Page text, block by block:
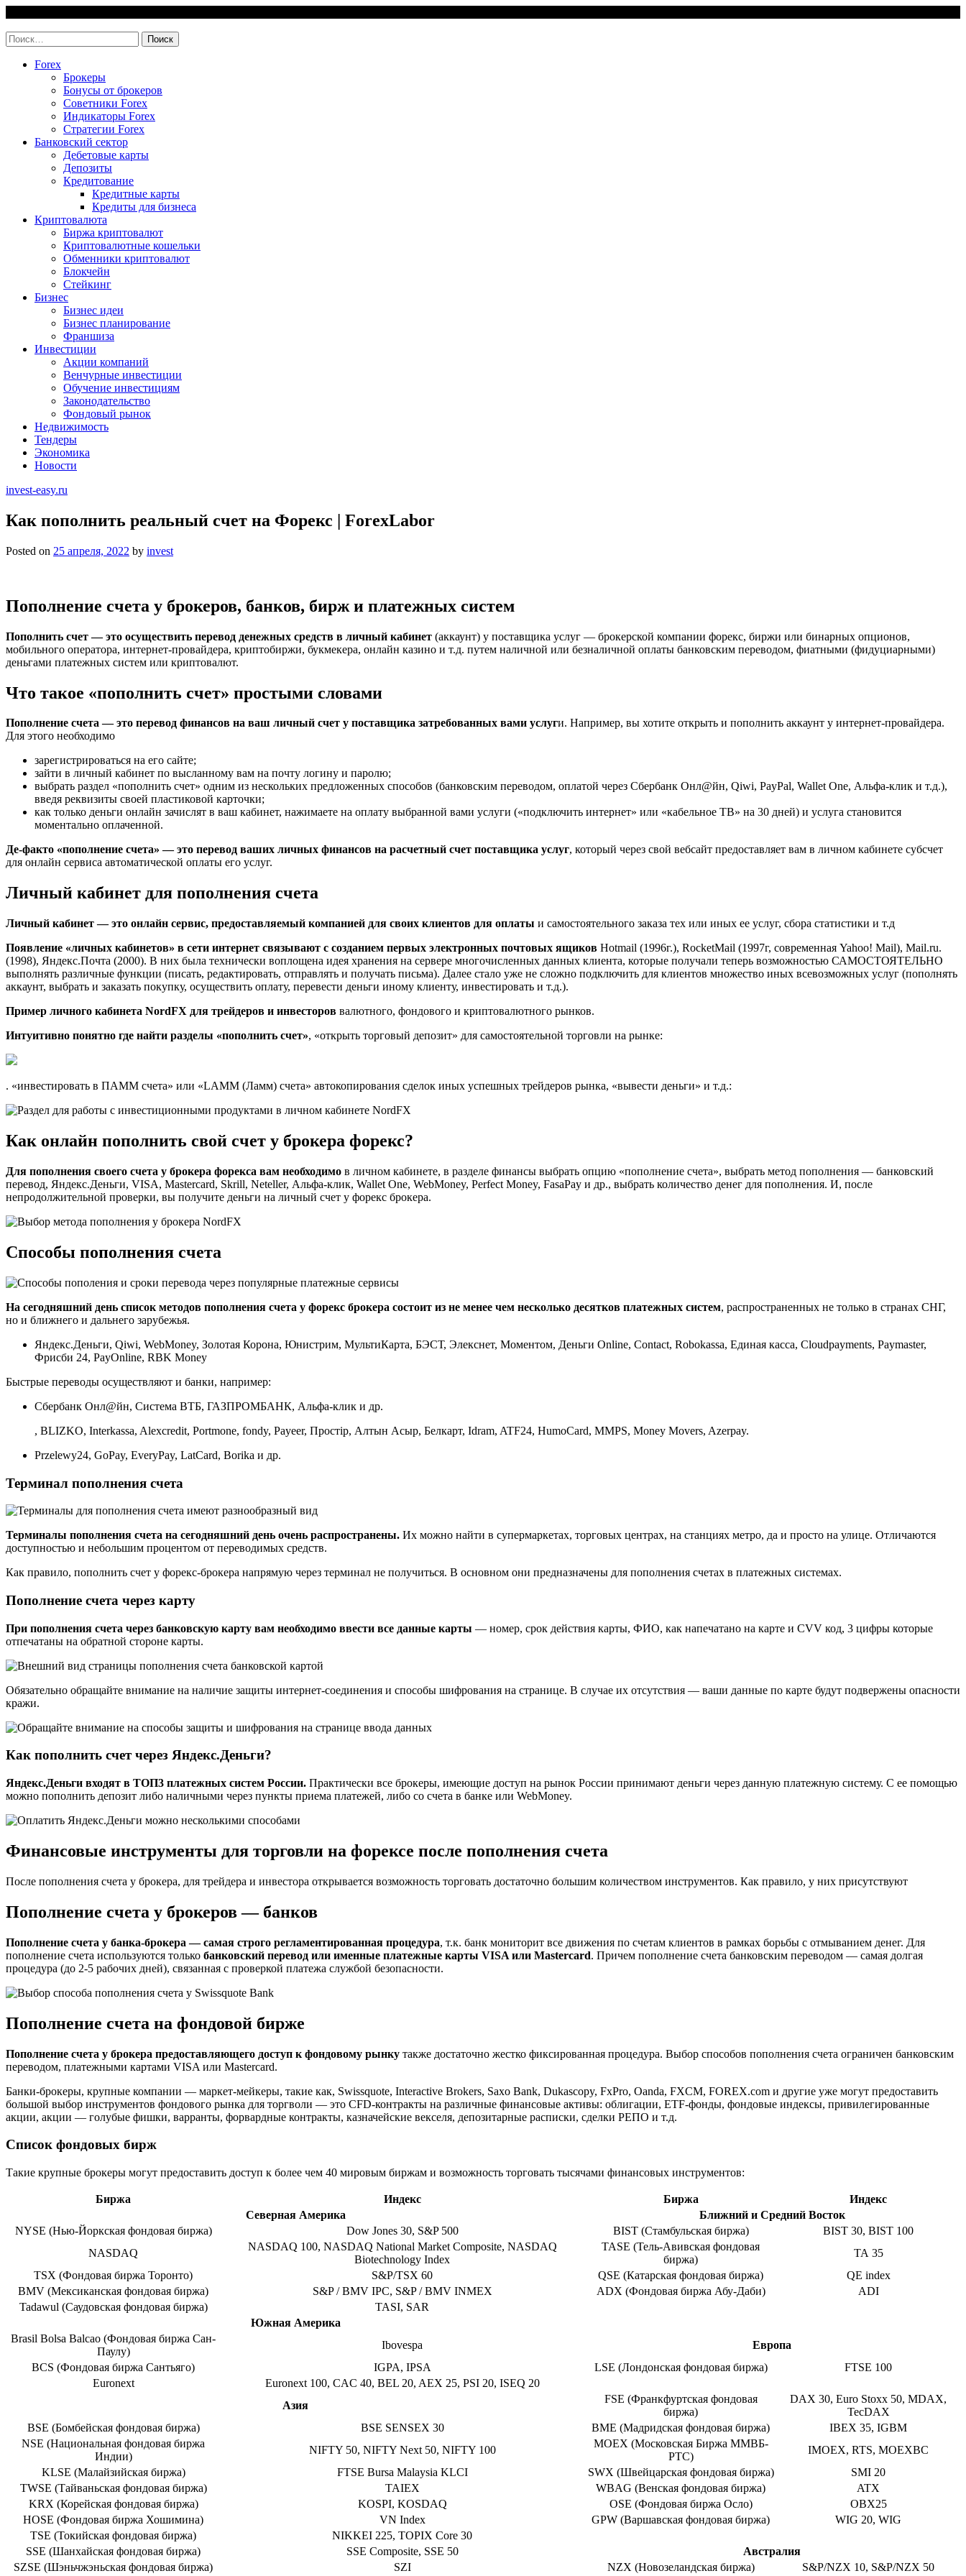
content
Найти:
Forex
Брокеры
Бонусы от брокеров
Советники Forex
Индикаторы Forex
Стратегии Forex
Банковский сектор
Дебетовые карты
Депозиты
Кредитование
Кредитные карты
Кредиты для бизнеса
Криптовалюта
Биржа криптовалют
Криптовалютные кошельки
Обменники криптовалют
Блокчейн
Стейкинг
Бизнес
Бизнес идеи
Бизнес планирование
Франшиза
Инвестиции
Акции компаний
Венчурные инвестиции
Обучение инвестициям
Законодательство
Фондовый рынок
Недвижимость
Тендеры
Экономика
Новости
invest-easy.ru
Как пополнить реальный счет на Форекс | ForexLabor
Posted on 25 апреля, 2022 by invest
Пополнение счета у брокеров, банков, бирж и платежных систем
Пополнить счет — это осуществить перевод денежных средств в личный кабинет (аккаунт) у поставщика услуг — брокерской компании форекс, биржи или бинарных опционов,
мобильного оператора, интернет-провайдера, криптобиржи, букмекера, онлайн казино и т.д. путем наличной или безналичной оплаты банковским переводом, фиатными (фидуциарными)
деньгами платежных систем или криптовалют.
Что такое «пополнить счет» простыми словами
Пополнение счета — это перевод финансов на ваш личный счет у поставщика затребованных вами услуги. Например, вы хотите открыть и пополнить аккаунт у интернет-провайдера.
Для этого необходимо
зарегистрироваться на его сайте;
зайти в личный кабинет по высланному вам на почту логину и паролю;
выбрать раздел «пополнить счет» одним из нескольких предложенных способов (банковским переводом, оплатой через Сбербанк Онл@йн, Qiwi, PayPal, Wallet One, Альфа-клик и т.д.),
введя реквизиты своей пластиковой карточки;
как только деньги онлайн зачислят в ваш кабинет, нажимаете на оплату выбранной вами услуги («подключить интернет» или «кабельное ТВ» на 30 дней) и услуга становится
моментально оплаченной.
Де-факто «пополнение счета» — это перевод ваших личных финансов на расчетный счет поставщика услуг, который через свой вебсайт предоставляет вам в личном кабинете субсчет
для онлайн сервиса автоматической оплаты его услуг.
Личный кабинет для пополнения счета
Личный кабинет — это онлайн сервис, предоставляемый компанией для своих клиентов для оплаты и самостоятельного заказа тех или иных ее услуг, сбора статистики и т.д
Появление «личных кабинетов» в сети интернет связывают с созданием первых электронных почтовых ящиков Hotmail (1996г.), RocketMail (1997г, современная Yahoo! Mail), Mail.ru.
(1998), Яндекс.Почта (2000). В них была технически воплощена идея хранения на сервере многочисленных данных клиента, которые получали теперь возможностью САМОСТОЯТЕЛЬНО
выполнять различные функции (писать, редактировать, отправлять и получать письма). Далее стало уже не сложно подключить для клиентов множество иных всевозможных услуг (пополнять
аккаунт, выбрать и заказать покупку, осуществить оплату, перевести деньги иному клиенту, инвестировать и т.д.).
Пример личного кабинета NordFX для трейдеров и инвесторов валютного, фондового и криптовалютного рынков.
Интуитивно понятно где найти разделы «пополнить счет», «открыть торговый депозит» для самостоятельной торговли на рынке:
. «инвестировать в ПАММ счета» или «LAMM (Ламм) счета» автокопирования сделок иных успешных трейдеров рынка, «вывести деньги» и т.д.:
Как онлайн пополнить свой счет у брокера форекс?
Для пополнения своего счета у брокера форекса вам необходимо в личном кабинете, в разделе финансы выбрать опцию «пополнение счета», выбрать метод пополнения — банковский
перевод, Яндекс.Деньги, VISA, Mastercard, Skrill, Neteller, Альфа-клик, Wallet One, WebMoney, Perfect Money, FasaPay и др., выбрать количество денег для пополнения. И, после
непродолжительной проверки, вы получите деньги на личный счет у форекс брокера.
Cпособы пополнения счета
На сегодняшний день список методов пополнения счета у форекс брокера состоит из не менее чем несколько десятков платежных систем, распространенных не только в странах СНГ,
но и ближнего и дальнего зарубежья.
Яндекс.Деньги, Qiwi, WebMoney, Золотая Корона, Юнистрим, МультиКарта, БЭСТ, Элекснет, Моментом, Деньги Online, Contact, Robokassa, Единая касса, Cloudpayments, Paymaster,
Фрисби 24, PayOnline, RBK Money
Быстрые переводы осуществляют и банки, например:
Сбербанк Онл@йн, Система ВТБ, ГАЗПРОМБАНК, Альфа-клик и др.
, BLIZKO, Interkassa, Alexcredit, Portmone, fondy, Payeer, Простір, Алтын Асыр, Белкарт, Idram, ATF24, HumoCard, MMPS, Money Movers, Azerpay.
Przelewy24, GoPay, EveryPay, LatCard, Borika и др.
Терминал пополнения счета
Терминалы пополнения счета на сегодняшний день очень распространены. Их можно найти в супермаркетах, торговых центрах, на станциях метро, да и просто на улице. Отличаются
доступностью и небольшим процентом от переводимых средств.
Как правило, пополнить счет у форекс-брокера напрямую через терминал не получиться. В основном они предназначены для пополнения счетах в платежных системах.
Пополнение счета через карту
При пополнения счета через банковскую карту вам необходимо ввести все данные карты — номер, срок действия карты, ФИО, как напечатано на карте и CVV код, 3 цифры которые
отпечатаны на обратной стороне карты.
Обязательно обращайте внимание на наличие защиты интернет-соединения и способы шифрования на странице. В случае их отсутствия — ваши данные по карте будут подвержены опасности
кражи.
Как пополнить счет через Яндекс.Деньги?
Яндекс.Деньги входят в ТОП3 платежных систем России. Практически все брокеры, имеющие доступ на рынок России принимают деньги через данную платежную систему. С ее помощью
можно пополнить депозит либо наличными через пункты приема платежей, либо со счета в банке или WebMoney.
Финансовые инструменты для торговли на форексе после пополнения счета
После пополнения счета у брокера, для трейдера и инвестора открывается возможность торговать достаточно большим количеством инструментов. Как правило, у них присутствуют
Пополнение счета у брокеров — банков
Пополнение счета у банка-брокера — самая строго регламентированная процедура, т.к. банк мониторит все движения по счетам клиентов в рамках борьбы с отмыванием денег. Для
пополнение счета используются только банковский перевод или именные платежные карты VISA или Mastercard. Причем пополнение счета банковским переводом — самая долгая
процедура (до 2-5 рабочих дней), связанная с проверкой платежа службой безопасности.
Пополнение счета на фондовой бирже
Пополнение счета у брокера предоставляющего доступ к фондовому рынку также достаточно жестко фиксированная процедура. Выбор способов пополнения счета ограничен банковским
переводом, платежными картами VISA или Mastercard.
Банки-брокеры, крупные компании — маркет-мейкеры, такие как, Swissquote, Interactive Brokers, Saxo Bank, Dukascopy, FxPro, Oanda, FXCM, FOREX.com и другие уже могут предоставить
большой выбор инструментов фондового рынка для торгволи — это CFD-контракты на различные финансовые активы: облигации, ETF-фонды, фондовые индексы, привилегированные
акции, акции — голубые фишки, варранты, форвардные контракты, казначейские векселя, депозитарные расписки, сделки РЕПО и т.д.
Список фондовых бирж
Такие крупные брокеры могут предоставить доступ к более чем 40 мировым биржам и возможность торговать тысячами финансовых инструментов:
Биржа Индекс Биржа
Индекс
Северная Америка
Ближний и Средний Восток
NYSE (Нью-Йоркская фондовая биржа)
Dow Jones 30, S&P 500 BIST (Стамбульская биржа)
BIST 30, BIST 100
NASDAQ
NASDAQ 100, NASDAQ National Market Composite, NASDAQ
Biotechnology Index
TASE (Тель-Авивская фондовая
биржа)
ТА 35
TSX (Фондовая биржа Торонто)
S&P/TSX 60 QSE (Катарская фондовая биржа)
QE index
BMV (Мексиканская фондовая биржа)
S&P / BMV IPC, S&P / BMV INMEX ADX (Фондовая биржа Абу-Даби)
ADI
Tadawul (Саудовская фондовая биржа)
TASI, SAR
Южная Америка
Brasil Bolsa Balcao (Фондовая биржа Сан-
Паулу)
Ibovespa
Европа
BCS (Фондовая биржа Сантьяго)
IGPA, IPSA LSE (Лондонская фондовая биржа)
FTSE 100
Euronext
Euronext 100, CAC 40, BEL 20, AEX 25, PSI 20, ISEQ 20
Азия
FSE (Франкфуртская фондовая
биржа)
DAX 30, Euro Stoxx 50, MDAX,
TecDAX
BSE (Бомбейская фондовая биржа)
BSE SENSEX 30 BME (Мадридская фондовая биржа)
IBEX 35, IGBM
NSE (Национальная фондовая биржа
Индии)
NIFTY 50, NIFTY Next 50, NIFTY 100
MOEX (Московская Биржа ММВБ-
РТС)
IMOEX, RTS, MOEXBC
KLSE (Малайзийская биржа)
FTSE Bursa Malaysia KLCI SWX (Швейцарская фондовая биржа)
SMI 20
TWSE (Тайваньская фондовая биржа)
TAIEX WBAG (Венская фондовая биржа)
ATX
KRX (Корейская фондовая биржа)
KOSPI, KOSDAQ OSE (Фондовая биржа Осло)
OBX25
HOSE (Фондовая биржа Хошимина)
VN Index GPW (Варшавская фондовая биржа)
WIG 20, WIG
TSE (Токийская фондовая биржа)
NIKKEI 225, TOPIX Core 30
SSE (Шанхайская фондовая биржа)
SSE Composite, SSE 50
Австралия
SZSE (Шэньчжэньская фондовая биржа)
SZI NZX (Новозеландская биржа) S&P/NZX 10, S&P/NZX 50